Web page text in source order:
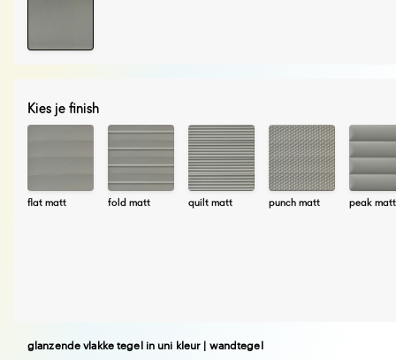
Kies je finish
flat matt fold matt quilt matt punch matt peak matt
glanzende vlakke tegel in uni kleur | wandtegel